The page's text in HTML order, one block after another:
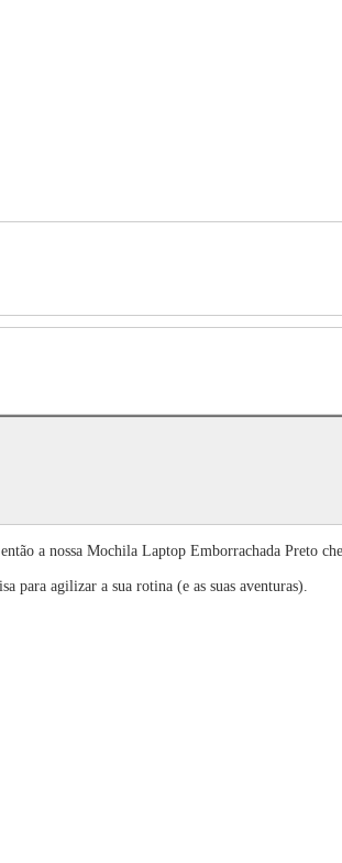
a nossa Mochila Laptop Emborrachada Preto
para agilizar a sua rotina (e as suas aventuras).